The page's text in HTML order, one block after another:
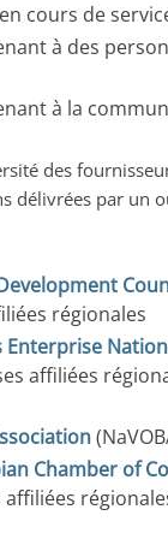
cours de
à des
à la
des
délivrées par un
régionales
Enterprise
affiliées
Chamber of